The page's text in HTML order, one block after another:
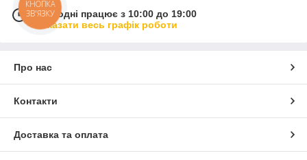
Сьогодні працює з 10:00 до 19:00
Показати весь графік роботи
Про нас
Контакти
Доставка та оплата
КНОПКА
ЗВ'ЯЗКУ